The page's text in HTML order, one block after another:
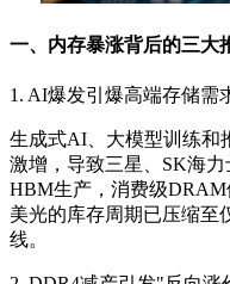
一、内存暴涨背后的三大
1. AI爆发引爆高端存储需
生成式AI、大模型训练和
激增，导致三星、SK海
HBM生产，消费级
美光的库存周期已压缩至
线。